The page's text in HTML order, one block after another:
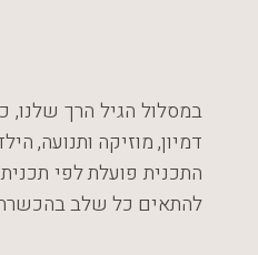
במסלול הגיל הרך
דמיון, מוזיקה ותנועה,
להתאים כל שלב